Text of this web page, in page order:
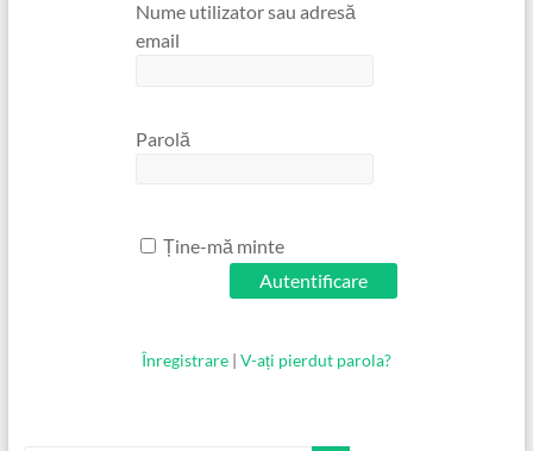
Nume utilizator sau adresă
email
Parolă
Ține-mă minte
Înregistrare| V-ați pierdut parola?